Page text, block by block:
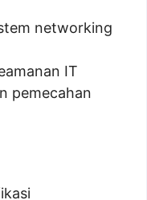
networking
IT
pemecahan